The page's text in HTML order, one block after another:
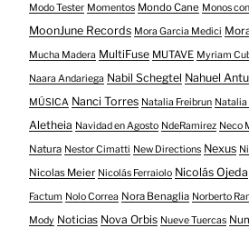
Modo Tester Momentos Mondo Cane Monos
MoonJune Records Mora Garcia Medici
Mucha Madera MultiFuse MUTAVE Myriam
Naara Andariega Nabil Schegtel Nahuel
MÚSICA Nanci Torres Natalia Freibrun Natalia
Aletheia Navidad en Agosto NdeRamirez Neco
Natura Nestor Cimatti New Directions Nexus
Nicolas Meier Nicolás Ferraiolo Nicolás Ojeda
Factum Nolo Correa Nora Benaglia Norberto
Mody Noticias Nova Orbis Nueve Tuercas